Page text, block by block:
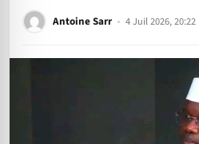
Antoine Sarr 4 Juil 2026, 20:22